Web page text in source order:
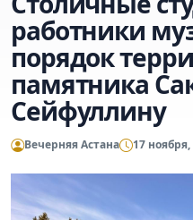
работники
порядок
памятника
Сейфуллину
Вечерняя Астана 17 ноября,